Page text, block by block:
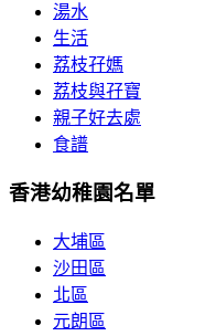
湯水
生活
荔枝孖媽
荔枝與孖寶
親子好去處
食譜
香港幼稚園名單
大埔區
沙田區
北區
元朗區